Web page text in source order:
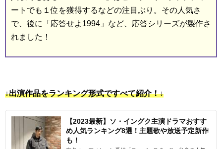
ートでも１位を獲得するなどの注目ぶり。その人気さ
で、後に「応答せよ1994」など、応答シリーズが製作さ
れました！
↓出演作品をランキング形式ですべて紹介！↓
【2023最新】ソ・イングク主演ドラマおすす
め人気ランキング8選！主題歌や放送予定新作
も！